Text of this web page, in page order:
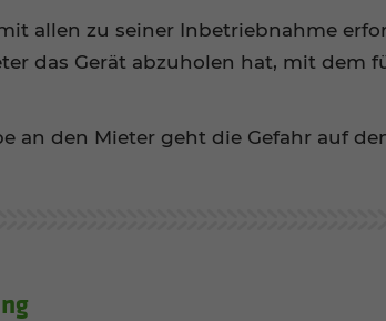
allen zu seiner Inbetriebnahme
das Gerät abzuholen hat, mit dem
an den Mieter geht die Gefahr auf